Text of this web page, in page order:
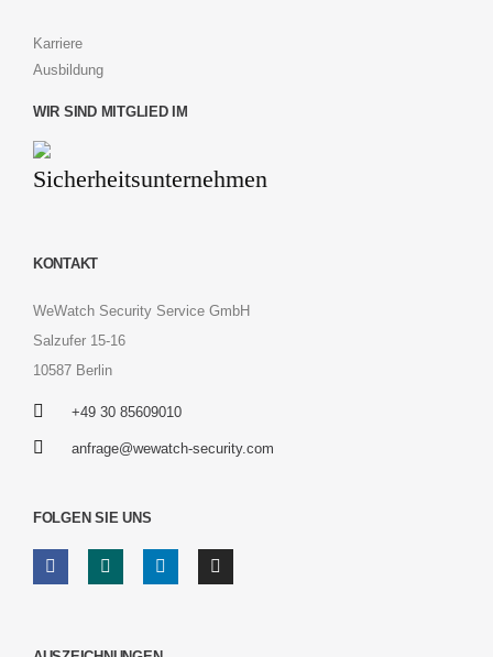
Karriere
Ausbildung
WIR SIND MITGLIED IM
KONTAKT
WeWatch Security Service GmbH
Salzufer 15-16
10587 Berlin
+49 30 85609010
anfrage@wewatch-security.com
FOLGEN SIE UNS